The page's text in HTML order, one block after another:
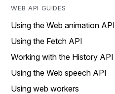
WEB API GUIDES
Using the Web animation API
Using the Fetch API
Working with the History API
Using the Web speech API
Using web workers